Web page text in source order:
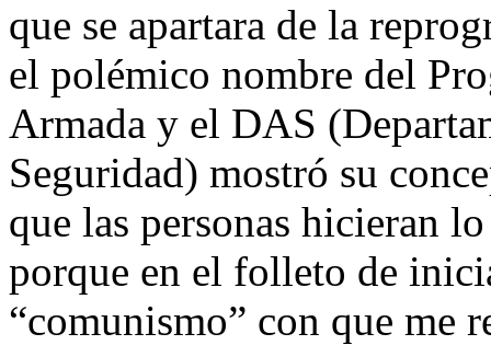
que se apartara de la
el polémico nombre del
Armada y el DAS
Seguridad) mostró su
que las personas hicieran
porque en el folleto de
“comunismo” con que me